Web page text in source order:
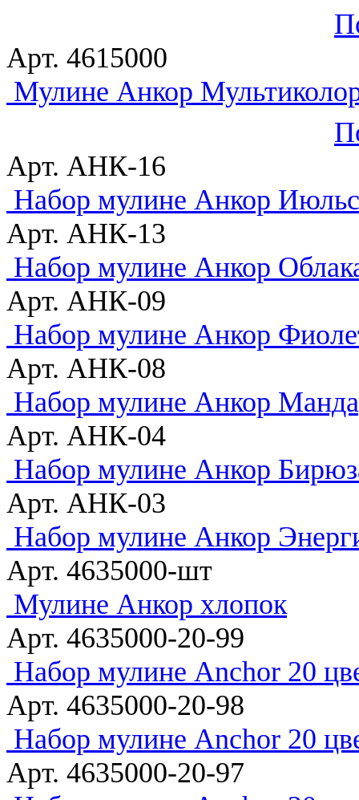
Арт. 4615000
Мулине Анкор
Арт. АНК-16
Набор мулине Анкор
Арт. АНК-13
Набор мулине Анкор
Арт. АНК-09
Набор мулине Анкор
Арт. АНК-08
Набор мулине Анкор
Арт. АНК-04
Набор мулине Анкор
Арт. АНК-03
Набор мулине Анкор
Арт. 4635000-шт
Мулине Анкор хлопок
Арт. 4635000-20-99
Набор мулине Anchor 20
Арт. 4635000-20-98
Набор мулине Anchor 20
Арт. 4635000-20-97